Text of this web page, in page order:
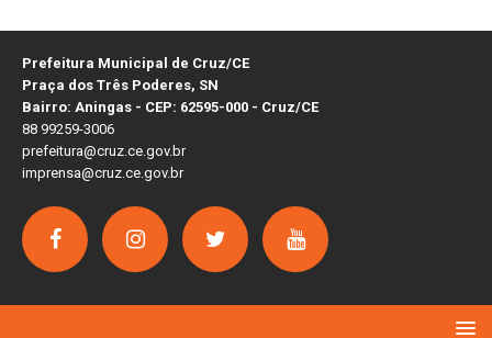
Prefeitura Municipal de Cruz/CE
Praça dos Três Poderes, SN
Bairro: Aningas - CEP: 62595-000 - Cruz/CE
88 99259-3006
prefeitura@cruz.ce.gov.br
imprensa@cruz.ce.gov.br